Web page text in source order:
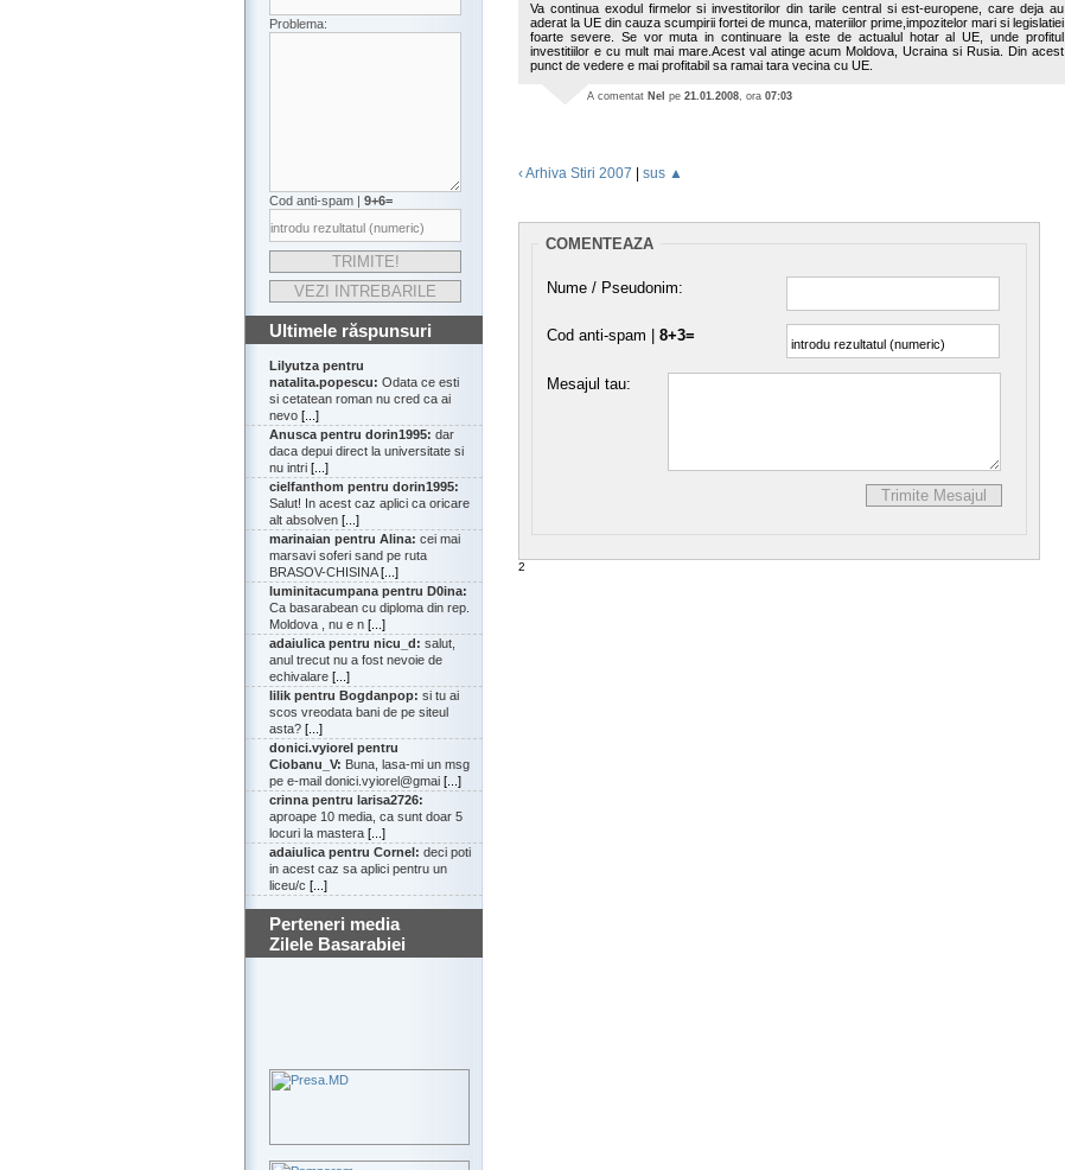
Problema:
Cod anti-spam | 9+6=
Ultimele răspunsuri
Lilyutza pentru
natalita.popescu: Odata ce esti
si cetatean roman nu cred ca ai
nevo [...]
Anusca pentru dorin1995: dar
daca depui direct la universitate si
nu intri [...]
cielfanthom pentru dorin1995:
Salut! In acest caz aplici ca oricare
alt absolven [...]
marinaian pentru Alina: cei mai
marsavi soferi sand pe ruta
BRASOV-CHISINA[...]
luminitacumpana pentru D0ina:
Ca basarabean cu diploma din rep.
Moldova , nu e n [...]
adaiulica pentru nicu_d: salut,
anul trecut nu a fost nevoie de
echivalare [...]
lilik pentru Bogdanpop: si tu ai
scos vreodata bani de pe siteul
asta? [...]
donici.vyiorel pentru
Ciobanu_V: Buna, lasa-mi un msg
pe e-mail donici.vyiorel@gmai [...]
crinna pentru larisa2726:
aproape 10 media, ca sunt doar 5
locuri la mastera [...]
adaiulica pentru Cornel: deci poti
in acest caz sa aplici pentru un
liceu/c [...]
Perteneri media
Zilele Basarabiei
Va continua exodul firmelor si investitorilor din tarile central si est-europene, care deja au
aderat la UE din cauza scumpirii fortei de munca, materiilor prime,impozitelor mari si legislatiei
foarte severe. Se vor muta in continuare la este de actualul hotar al UE, unde profitul
investitiilor e cu mult mai mare.Acest val atinge acum Moldova, Ucraina si Rusia. Din acest
punct de vedere e mai profitabil sa ramai tara vecina cu UE.
A comentat Nel pe 21.01.2008, ora 07:03
‹ Arhiva Stiri 2007 sus ▲
COMENTEAZA
Nume / Pseudonim:
Cod anti-spam | 8+3=
Mesajul tau:
2